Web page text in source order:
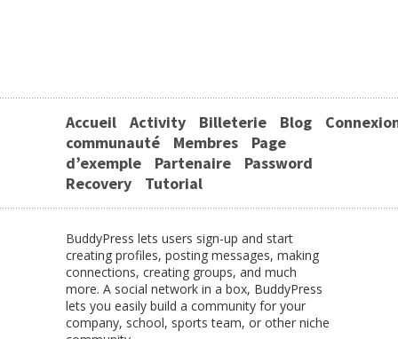
Accueil Activity Billeterie Blog
communauté
Membres
Page
d’exemple
Partenaire
Password
Recovery
Tutorial
BuddyPress lets users sign-up and start
creating profiles, posting messages, making
connections, creating groups, and much
more. A social network in a box, BuddyPress
lets you easily build a community for your
company, school, sports team, or other niche